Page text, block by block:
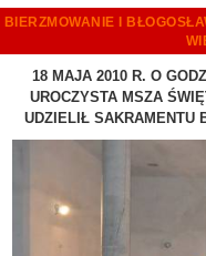
BIERZMOWANIE I
18 MAJA 2010 R. O
UROCZYSTA MSZA
UDZIELIŁ SAKRAMENTU